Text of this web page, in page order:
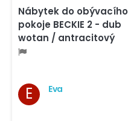
Nábytek do obývacího
pokoje BECKIE 2 - dub
wotan / antracitový
E Eva